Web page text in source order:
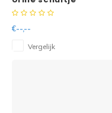
€--,--
Vergelijk